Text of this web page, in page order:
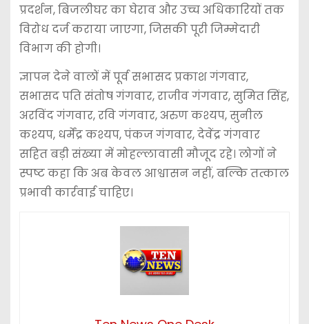
प्रदर्शन, बिजलीघर का घेराव और उच्च अधिकारियों तक
विरोध दर्ज कराया जाएगा, जिसकी पूरी जिम्मेदारी
विभाग की होगी।
ज्ञापन देने वालों में पूर्व सभासद प्रकाश गंगवार,
सभासद पति संतोष गंगवार, राजीव गंगवार, सुमित सिंह,
अरविंद गंगवार, रवि गंगवार, अरुण कश्यप, सुनील
कश्यप, धर्मेंद्र कश्यप, पंकज गंगवार, देवेंद्र गंगवार
सहित बड़ी संख्या में मोहल्लावासी मौजूद रहे। लोगों ने
स्पष्ट कहा कि अब केवल आश्वासन नहीं, बल्कि तत्काल
प्रभावी कार्रवाई चाहिए।